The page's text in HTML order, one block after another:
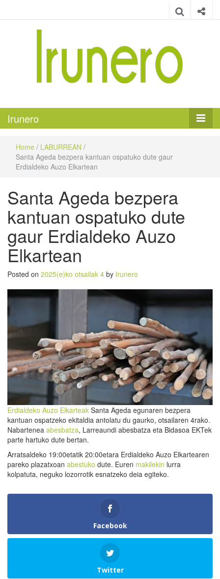
Irunero
Home / LABURREAN /
Santa Ageda bezpera kantuan ospatuko dute gaur
Erdialdeko Auzo Elkartean
Santa Ageda bezpera
kantuan ospatuko dute
gaur Erdialdeko Auzo
Elkartean
Posted on 2025(e)ko otsailak 4 by Irunero
Erdialdeko Auzo Elkarteak Santa Ageda egunaren bezpera
kantuan ospatzeko ekitaldia antolatu du gaurko, otsailaren 4rako.
Nabartenea abesbatza, Larreaundi abesbatza eta Bidasoa EKTek
parte hartuko dute bertan.
Arratsaldeko 19:00etatik 20:00etara Erdialdeko Auzo Elkartearen
pareko plazatxoan abestuko dute. Euren makilekin lurra
kolpatuta, neguko lozorrotik esnatzeko deia egiteko.
Facebook
Twitter